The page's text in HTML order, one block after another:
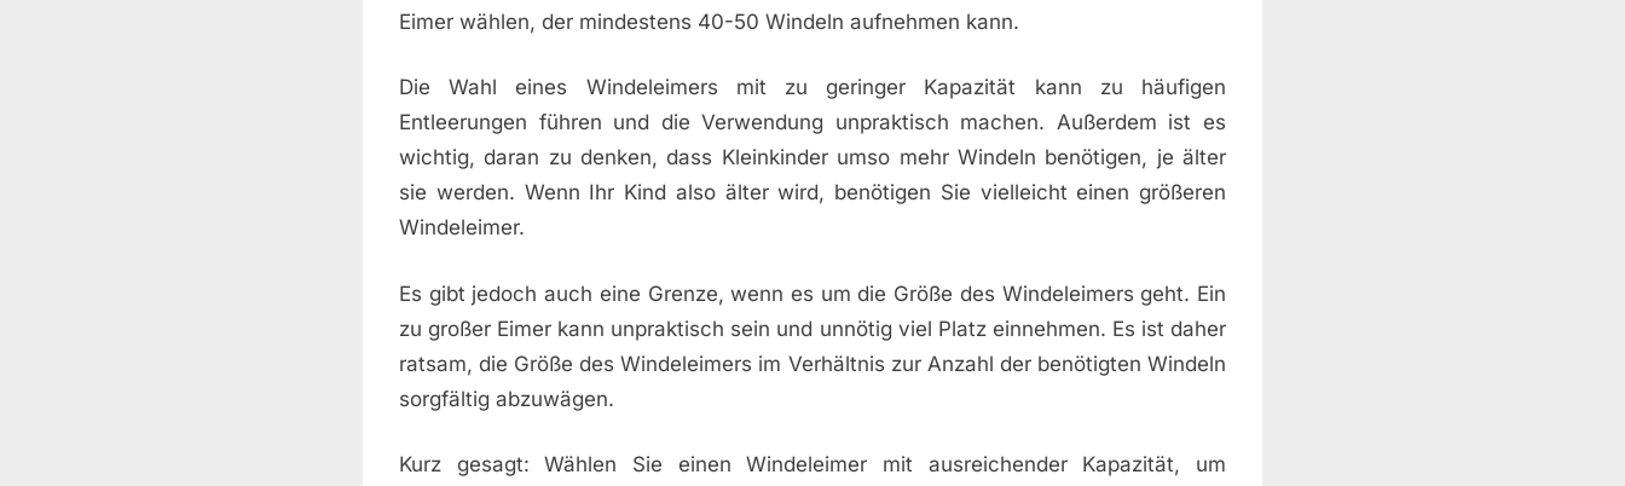
Eimer wählen, der mindestens 40-50 Windeln aufnehmen kann.
Die Wahl eines Windeleimers mit zu geringer Kapazität kann zu häufigen
Entleerungen führen und die Verwendung unpraktisch machen. Außerdem ist es
wichtig, daran zu denken, dass Kleinkinder umso mehr Windeln benötigen, je älter
sie werden. Wenn Ihr Kind also älter wird, benötigen Sie vielleicht einen größeren
Windeleimer.
Es gibt jedoch auch eine Grenze, wenn es um die Größe des Windeleimers geht. Ein
zu großer Eimer kann unpraktisch sein und unnötig viel Platz einnehmen. Es ist daher
ratsam, die Größe des Windeleimers im Verhältnis zur Anzahl der benötigten Windeln
sorgfältig abzuwägen.
Kurz gesagt: Wählen Sie einen Windeleimer mit ausreichender Kapazität, um